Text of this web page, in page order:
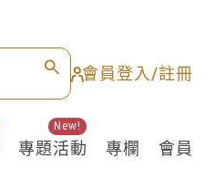
會員登入/註冊
專題活動
New!
專欄 會員